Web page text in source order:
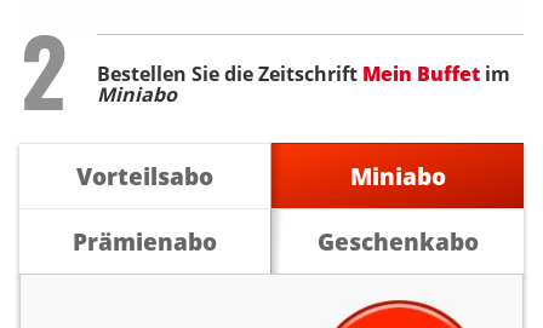
Step
2 Bestellen Sie die Zeitschrift Mein Buffet im
Miniabo
Vorteilsabo
Miniabo
Prämienabo
Geschenkabo